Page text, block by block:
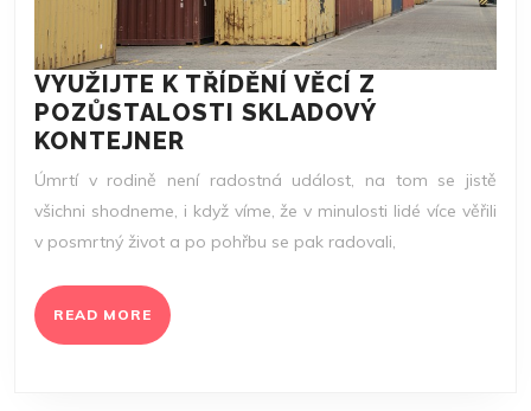
VYUŽIJTE K TŘÍDĚNÍ VĚCÍ Z
POZŮSTALOSTI SKLADOVÝ
KONTEJNER
K
TŘÍDĚNÍ
VĚCÍ
Z
Úmrtí v rodině není radostná událost, na tom se jistě
všichni shodneme, i když víme, že v minulosti lidé více věřili
v posmrtný život a po pohřbu se pak radovali,
READ MORE READ
MORE